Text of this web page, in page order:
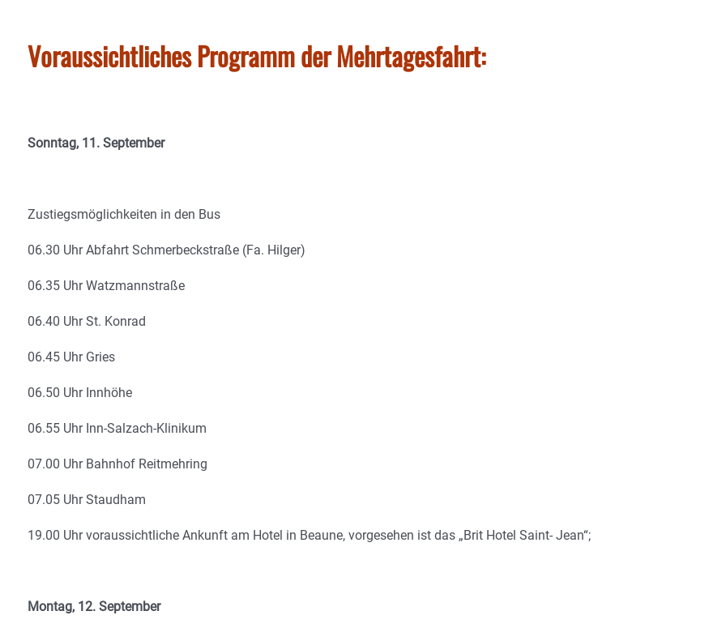
Voraussichtliches Programm der Mehrtagesfahrt:
Sonntag, 11. September
Zustiegsmöglichkeiten in den Bus
06.30 Uhr Abfahrt Schmerbeckstraße (Fa. Hilger)
06.35 Uhr Watzmannstraße
06.40 Uhr St. Konrad
06.45 Uhr Gries
06.50 Uhr Innhöhe
06.55 Uhr Inn-Salzach-Klinikum
07.00 Uhr Bahnhof Reitmehring
07.05 Uhr Staudham
19.00 Uhr voraussichtliche Ankunft am Hotel in Beaune, vorgesehen ist das „Brit Hotel Saint- Jean“;
Montag, 12. September